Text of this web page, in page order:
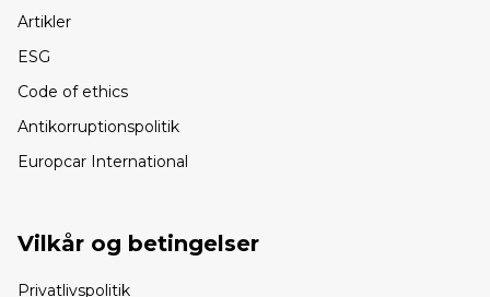
Artikler
ESG
Code of ethics
Antikorruptionspolitik
Europcar International
Vilkår og betingelser
Privatlivspolitik